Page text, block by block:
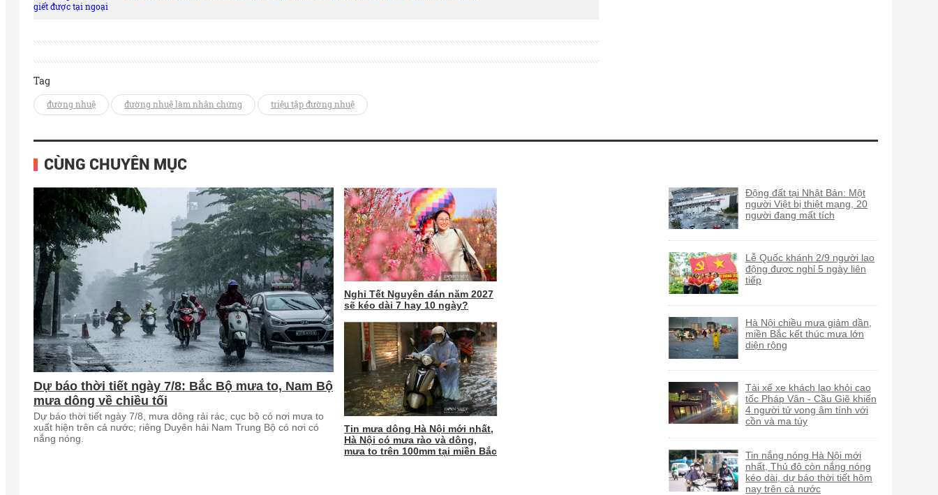
Tag
đường nhuệ đường nhuệ làm nhân chứng triệu tập đường nhuệ
CÙNG CHUYÊN MỤC
Dự báo thời tiết ngày 7/8: Bắc Bộ mưa to, Nam Bộ
mưa dông về chiều tối
Dự báo thời tiết ngày 7/8, mưa dông rải rác, cục bộ có nơi mưa to
xuất hiện trên cả nước; riêng Duyên hải Nam Trung Bộ có nơi có
nắng nóng.
Nghỉ Tết Nguyên đán năm 2027
sẽ kéo dài 7 hay 10 ngày?
Tin mưa dông Hà Nội mới nhất,
Hà Nội có mưa rào và dông,
mưa to trên 100mm tại miền Bắc
Động đất tại Nhật Bản: Một
người Việt bị thiệt mạng, 20
người đang mất tích
Lễ Quốc khánh 2/9 người lao
động được nghỉ 5 ngày liên
tiếp
Hà Nội chiều mưa giảm dần,
miền Bắc kết thúc mưa lớn
diện rộng
Tài xế xe khách lao khỏi cao
tốc Pháp Vân - Cầu Giẽ khiến
4 người tử vong âm tính với
cồn và ma túy
Tin nắng nóng Hà Nội mới
nhất, Thủ đô còn nắng nóng
kéo dài, dự báo thời tiết hôm
nay trên cả nước